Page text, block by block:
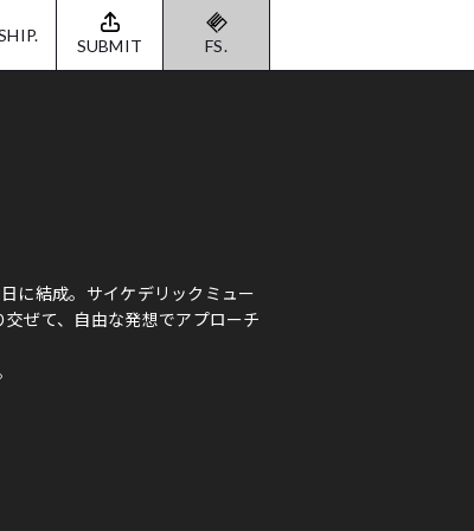
SUBMIT FS.
に結成。サイケデリックミュー
ぜて、自由な発想でアプローチ